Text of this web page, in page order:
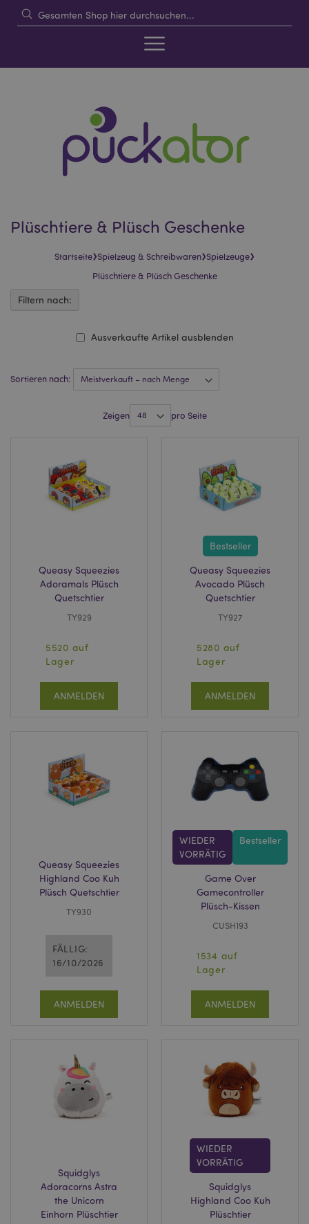
Plüschtiere & Plüsch Geschenke
Startseite›Spielzeug & Schreibwaren›Spielzeuge›
Plüschtiere & Plüsch Geschenke
Sortieren nach:
Zeigen pro Seite
Queasy Squeezies
Adoramals Plüsch
Quetschtier
TY929
5520 auf
Lager
ANMELDEN
Bestseller
Queasy Squeezies
Avocado Plüsch
Quetschtier
TY927
5280 auf
Lager
ANMELDEN
Queasy Squeezies
Highland Coo Kuh
Plüsch Quetschtier
TY930
FÄLLIG:
16/10/2026
ANMELDEN
WIEDER
VORRÄTIG
Bestseller
Game Over
Gamecontroller
Plüsch-Kissen
CUSH193
1534 auf
Lager
ANMELDEN
Squidglys
Adoracorns Astra
the Unicorn
Einhorn Plüschtier
WIEDER
VORRÄTIG
Squidglys
Highland Coo Kuh
Plüschtier
Ausverkaufte Artikel ausblenden
Filtern nach: